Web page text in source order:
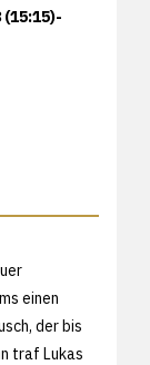
einen
der bis
traf Lukas